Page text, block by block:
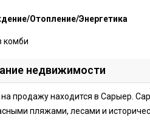
Отопление/Энергетика
комби
недвижимости
продажу находится в Сарыер.
пляжами, лесами и